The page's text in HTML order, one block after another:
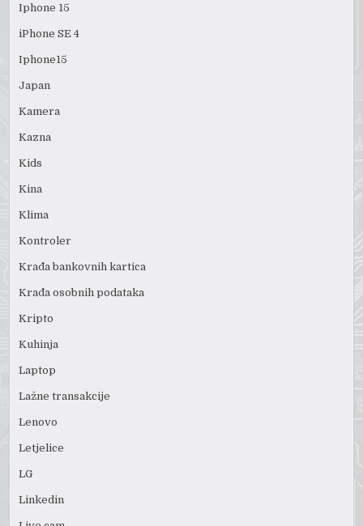
Iphone 15
iPhone SE 4
Iphone15
Japan
Kamera
Kazna
Kids
Kina
Klima
Kontroler
Krađa bankovnih kartica
Krađa osobnih podataka
Kripto
Kuhinja
Laptop
Lažne transakcije
Lenovo
Letjelice
LG
Linkedin